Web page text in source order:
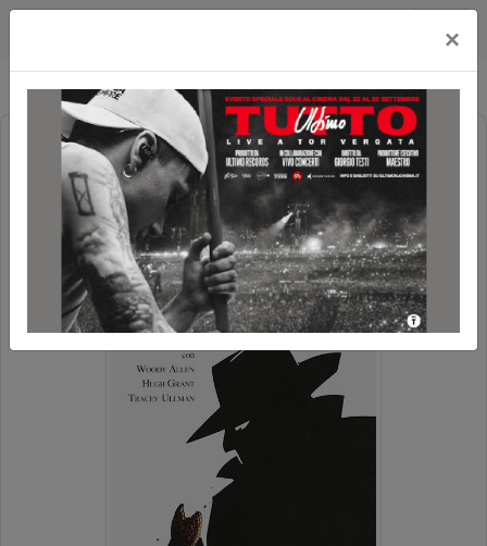
CRIMINALI DA STRAPAZZO (SMALL
TIME CROOKS) (RIED.)
PREZZO SPECIALE
×